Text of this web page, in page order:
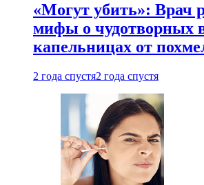
«Могут убить»: Врач
мифы о чудотворных
капельницах от
2 года спустя2 года спустя